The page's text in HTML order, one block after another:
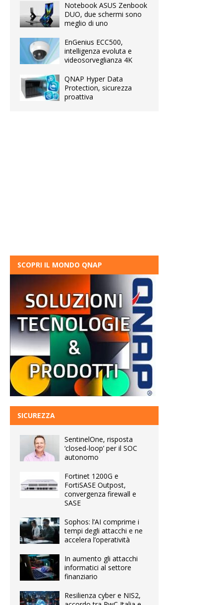
Notebook ASUS Zenbook
DUO, due schermi sono
meglio di uno
EnGenius ECC500,
intelligenza evoluta e
videosorveglianza 4K
QNAP Hyper Data
Protection, sicurezza
proattiva
SCOPRI IL MONDO QNAP
SICUREZZA
SentinelOne, risposta
‘closed-loop’ per il SOC
autonomo
Fortinet 1200G e
FortiSASE Outpost,
convergenza firewall e
SASE
Sophos: l’AI comprime i
tempi degli attacchi e ne
accelera l’operatività
In aumento gli attacchi
informatici al settore
finanziario
Resilienza cyber e NIS2,